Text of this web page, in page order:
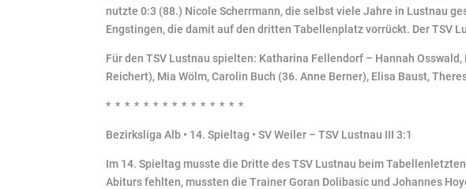
nutzte 0:3 (88.) Nicole Scherrmann, die selbst viele Jahre in Lustnau
Engstingen, die damit auf den dritten Tabellenplatz vorrückt. Der TSV
Für den TSV Lustnau spielten: Katharina Fellendorf – Hannah
Reichert), Mia Wölm, Carolin Buch (36. Anne Berner), Elisa Baust,
* * * * * * * * * * * * * * *
Bezirksliga Alb • 14. Spieltag • SV Weiler – TSV Lustnau III 3:1
Im 14. Spieltag musste die Dritte des TSV Lustnau beim
Abiturs fehlten, mussten die Trainer Goran Dolibasic und Johannes